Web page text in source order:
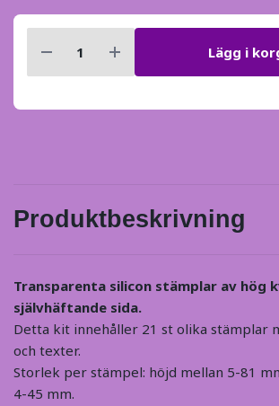
Lägg i
Produktbeskrivning
Transparenta silicon stämplar av hög
självhäftande sida.
Detta kit innehåller 21 st olika stämplar
och texter.
Storlek per stämpel: höjd mellan 5-81
4-45 mm.